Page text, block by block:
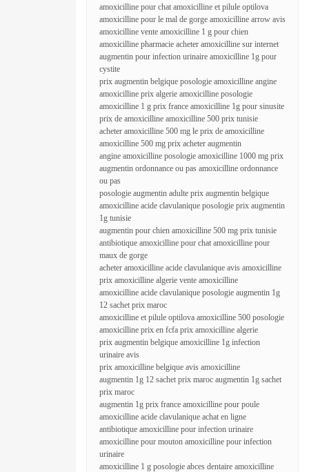
amoxicilline pour chat amoxicilline et pilule optilova
amoxicilline pour le mal de gorge amoxicilline arrow avis
amoxicilline vente amoxicilline 1 g pour chien
amoxicilline pharmacie acheter amoxicilline sur internet
augmentin pour infection urinaire amoxicilline 1g pour
cystite
prix augmentin belgique posologie amoxicilline angine
amoxicilline prix algerie amoxicilline posologie
amoxicilline 1 g prix france amoxicilline 1g pour sinusite
prix de amoxicilline amoxicilline 500 prix tunisie
acheter amoxicilline 500 mg le prix de amoxicilline
amoxicilline 500 mg prix acheter augmentin
angine amoxicilline posologie amoxicilline 1000 mg prix
augmentin ordonnance ou pas amoxicilline ordonnance
ou pas
posologie augmentin adulte prix augmentin belgique
amoxicilline acide clavulanique posologie prix augmentin
1g tunisie
augmentin pour chien amoxicilline 500 mg prix tunisie
antibiotique amoxicilline pour chat amoxicilline pour
maux de gorge
acheter amoxicilline acide clavulanique avis amoxicilline
prix amoxicilline algerie vente amoxicilline
amoxicilline acide clavulanique posologie augmentin 1g
12 sachet prix maroc
amoxicilline et pilule optilova amoxicilline 500 posologie
amoxicilline prix en fcfa prix amoxicilline algerie
prix augmentin belgique amoxicilline 1g infection
urinaire avis
prix amoxicilline belgique avis amoxicilline
augmentin 1g 12 sachet prix maroc augmentin 1g sachet
prix maroc
augmentin 1g prix france amoxicilline pour poule
amoxicilline acide clavulanique achat en ligne
antibiotique amoxicilline pour infection urinaire
amoxicilline pour mouton amoxicilline pour infection
urinaire
amoxicilline 1 g posologie abces dentaire amoxicilline